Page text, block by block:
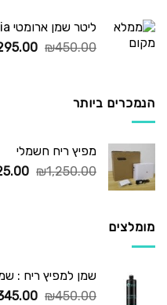
ליטר שמן ארומטי Gardenia למפיץ ריח
₪450.00
המחיר
הנמכרים ביותר
מפיץ ריח חשמלי
₪1,250.00
מומלצים
שמן למפיץ ריח :
₪450.00
המחיר